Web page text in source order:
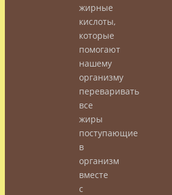
жирные
кислоты,
которые
помогают
нашему
организму
переваривать
все
жиры
поступающие
в
организм
вместе
с